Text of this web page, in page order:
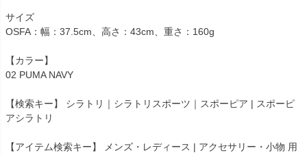
サイズ
OSFA：幅：37.5cm、高さ：43cm、重さ：160g
【カラー】
02 PUMA NAVY
【検索キー】 シラトリ｜シラトリスポーツ｜スポーピア | スポーピ
アシラトリ
【アイテム検索キー】 メンズ・レディース | アクセサリー・小物 用